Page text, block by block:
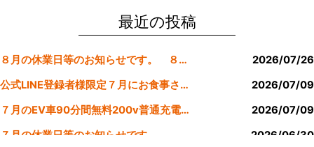
o
k
最近の投稿
８月の休業日等のお知らせです。 ８月より定休日は金曜日のみにします。
2026/07/26
公式LINE登録者様限定７月にお食事された方にサービスクーポン発行
2026/07/09
７月のEV車90分間無料200v普通充電クーポン券！！
2026/07/09
７月の休業日等のお知らせです。
2026/06/30